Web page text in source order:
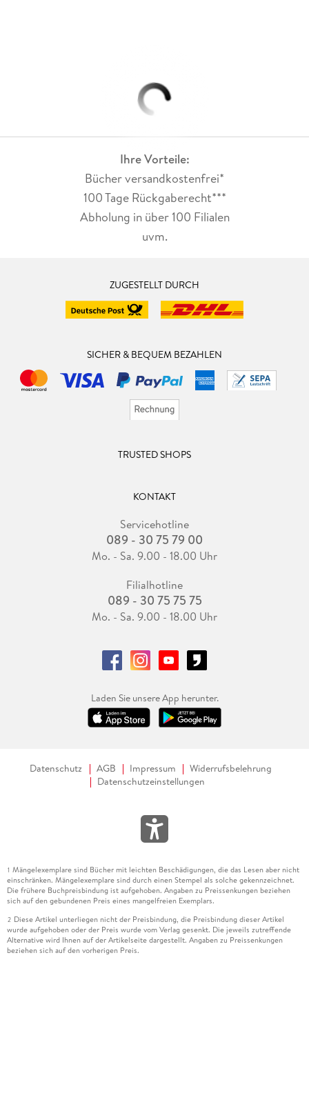
Ihre Vorteile:
Bücher versandkostenfrei*
100 Tage Rückgaberecht***
Abholung in über 100 Filialen
uvm.
ZUGESTELLT DURCH
SICHER & BEQUEM BEZAHLEN
TRUSTED SHOPS
KONTAKT
Servicehotline
089 - 30 75 79 00
Mo. - Sa. 9.00 - 18.00 Uhr
Filialhotline
089 - 30 75 75 75
Mo. - Sa. 9.00 - 18.00 Uhr
Laden Sie unsere App herunter.
Datenschutz AGB Impressum
Widerrufsbelehrung
Datenschutzeinstellungen
1 Mängelexemplare sind Bücher mit leichten Beschädigungen, die das Lesen aber nicht
einschränken. Mängelexemplare sind durch einen Stempel als solche gekennzeichnet.
Die frühere Buchpreisbindung ist aufgehoben. Angaben zu Preissenkungen beziehen
sich auf den gebundenen Preis eines mangelfreien Exemplars.
2 Diese Artikel unterliegen nicht der Preisbindung, die Preisbindung dieser Artikel
wurde aufgehoben oder der Preis wurde vom Verlag gesenkt. Die jeweils zutreffende
Alternative wird Ihnen auf der Artikelseite dargestellt. Angaben zu Preissenkungen
beziehen sich auf den vorherigen Preis.